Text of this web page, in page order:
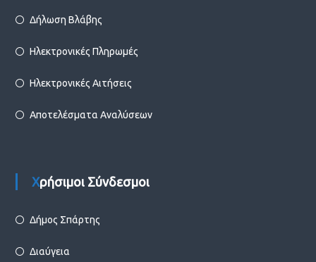
Δήλωση Βλάβης
Ηλεκτρονικές Πληρωμές
Ηλεκτρονικές Αιτήσεις
Αποτελέσματα Αναλύσεων
Χρήσιμοι Σύνδεσμοι
Δήμος Σπάρτης
Διαύγεια